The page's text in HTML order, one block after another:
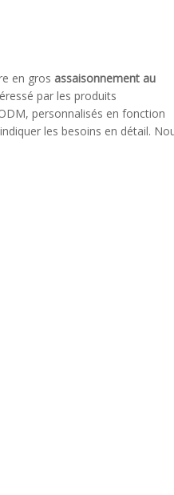
en gros assaisonnement au
par les produits
personnalisés en fonction
les besoins en détail.